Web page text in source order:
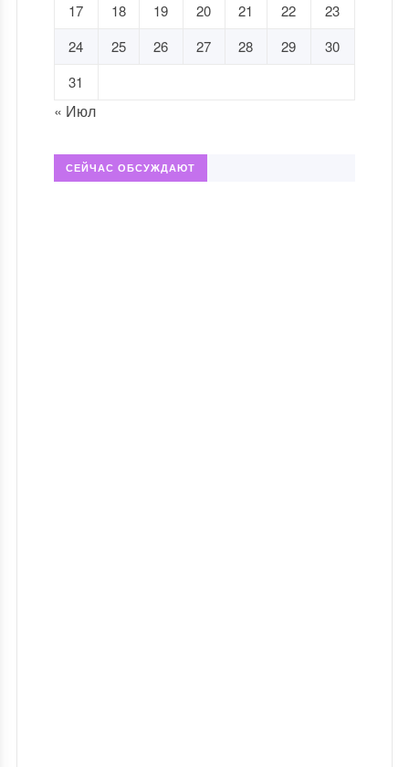
17
18 19 20 21 22
23
24
25 26 27 28 29
30
31
« Июл
СЕЙЧАС ОБСУЖДАЮТ